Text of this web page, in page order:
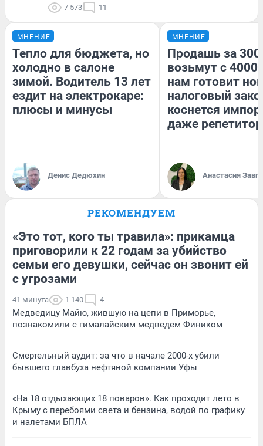
7 573 11
МНЕНИЕ
Тепло для бюджета, но
холодно в салоне
зимой. Водитель 13 лет
ездит на электрокаре:
плюсы и минусы
Денис Дедюхин
МНЕНИЕ
Продашь за
возьмут с
нам готовит
налоговый
коснется
даже
Анастасия
РЕКОМЕНДУЕМ
«Это тот, кого ты травила»: прикамца
приговорили к 22 годам за убийство
семьи его девушки, сейчас он звонит ей
с угрозами
41 минута 1 140 4
Медведицу Майю, жившую на цепи в Приморье,
познакомили с гималайским медведем Фиником
Смертельный аудит: за что в начале 2000-х убили
бывшего главбуха нефтяной компании Уфы
«На 18 отдыхающих 18 поваров». Как проходит лето в
Крыму с перебоями света и бензина, водой по графику
и налетами БПЛА